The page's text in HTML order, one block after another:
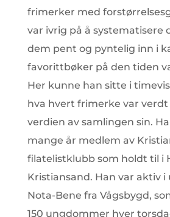
frimerker med
var ivrig på å systematisere
dem pent og pyntelig inn i
favorittbøker på den tiden
Her kunne han sitte i
hva hvert frimerke var
verdien av samlingen sin.
mange år medlem av
filatelistklubb som holdt til i
Kristiansand. Han var aktiv
Nota-Bene fra Vågsbygd,
150 ungdommer hver